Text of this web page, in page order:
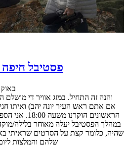
פסטיבל חיפה 2011: היום הראשון
14
אם אתם ראש העיר יונה יהב) ואיתו
הראשונים
במהלך הפסטיבל יעלה מאוחר בלילה/
שהיה, כלומר קצת על הסרטים שראיתי
שלהם והמלצות